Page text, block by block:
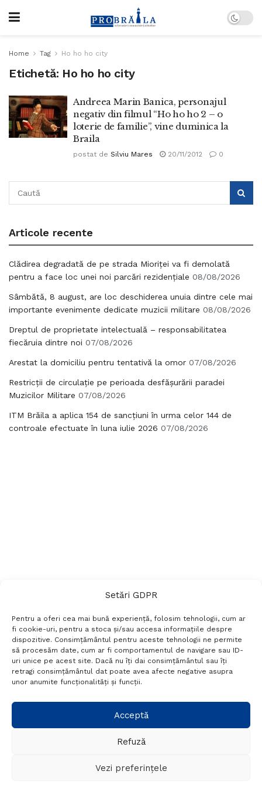
Setări GDPR
Pentru a oferi cea mai bună experiență, folosim tehnologii, cum ar
fi cookie-uri, pentru a stoca și/sau accesa informațiile despre
dispozitive. Consimțământul pentru aceste tehnologii ne permite
să procesăm date, cum ar fi comportamentul de navigare sau ID-
uri unice pe acest site. Dacă nu îți dai consimțământul sau îți
retragi consimțământul dat poate avea afecte negative asupra
unor anumite funcționalități și funcții.
Acceptă
Refuză
Vezi preferințele
Home Tag Ho ho ho city
Etichetă: Ho ho ho city
Andreea Marin Banica, personajul
negativ din filmul “Ho ho ho 2 – o
loterie de familie”, vine duminica la
Braila
postat de Silviu Mares 20/11/2012 0
Articole recente
Clădirea degradată de pe strada Mioriței va fi demolată
pentru a face loc unei noi parcări rezidențiale 08/08/2026
Sâmbătă, 8 august, are loc deschiderea unuia dintre cele mai
importante evenimente dedicate muzicii militare 08/08/2026
Dreptul de proprietate intelectuală – responsabilitatea
fiecăruia dintre noi 07/08/2026
Arestat la domiciliu pentru tentativă la omor 07/08/2026
Restricții de circulație pe perioada desfășurării paradei
Muzicilor Militare 07/08/2026
ITM Brăila a aplica 154 de sancțiuni în urma celor 144 de
controale efectuate în luna iulie 2026 07/08/2026
Termeni si conditii
Politică de confidențialitate
Politica cookies
Setări GDPR
+40 788 760 194